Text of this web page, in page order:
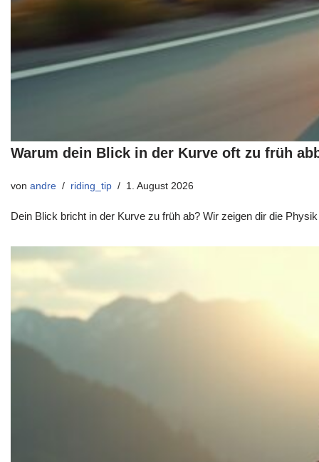
Warum dein Blick in der Kurve oft zu früh
von andre riding_tip 1. August 2026
Dein Blick bricht in der Kurve zu früh ab? Wir zeigen dir die